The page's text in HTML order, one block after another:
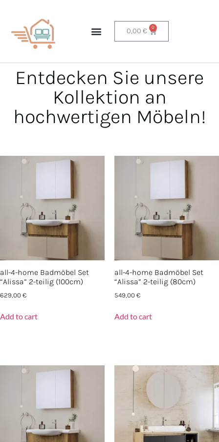
0,00 € 0
Entdecken Sie unsere
Kollektion an
hochwertigen Möbeln!
all-4-home Badmöbel Set
“Alissa” 2-teilig (100cm)
629,00€
Add to cart
all-4-home Badmöbel Set
“Alissa” 2-teilig (80cm)
549,00€
Add to cart